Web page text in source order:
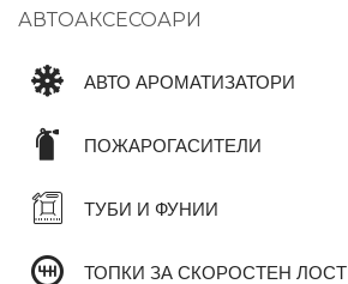
АВТОАКСЕСОАРИ
АВТО АРОМАТИЗАТОРИ
ПОЖАРОГАСИТЕЛИ
ТУБИ И ФУНИИ
ТОПКИ ЗА СКОРОСТЕН ЛОСТ